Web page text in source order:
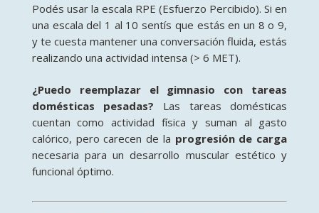
Podés usar la escala RPE (Esfuerzo Percibido). Si en
una escala del 1 al 10 sentís que estás en un 8 o 9,
y te cuesta mantener una conversación fluida, estás
realizando una actividad intensa (> 6 MET).
¿Puedo reemplazar el gimnasio con tareas
domésticas pesadas? Las tareas domésticas
cuentan como actividad física y suman al gasto
calórico, pero carecen de la progresión de carga
necesaria para un desarrollo muscular estético y
funcional óptimo.